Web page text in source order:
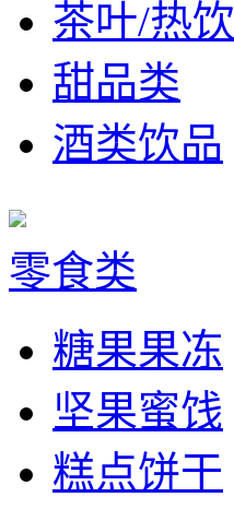
茶叶/热饮
甜品类
酒类饮品
零食类
糖果果冻
坚果蜜饯
糕点饼干